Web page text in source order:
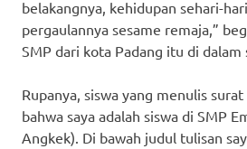
belakangnya, kehidupan sehari-
pergaulannya sesame remaja,”
SMP dari kota Padang itu di dalam
Rupanya, siswa yang menulis
bahwa saya adalah siswa di SMP
Angkek). Di bawah judul tulisan